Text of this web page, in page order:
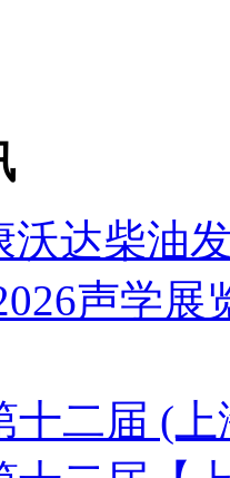
沃达柴油
声学展
十二届 (